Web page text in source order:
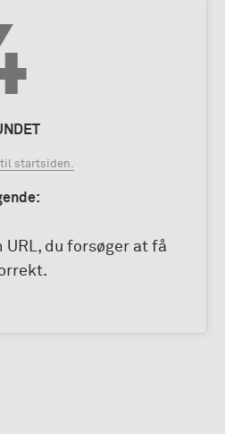
til startsiden.
du forsøger at få